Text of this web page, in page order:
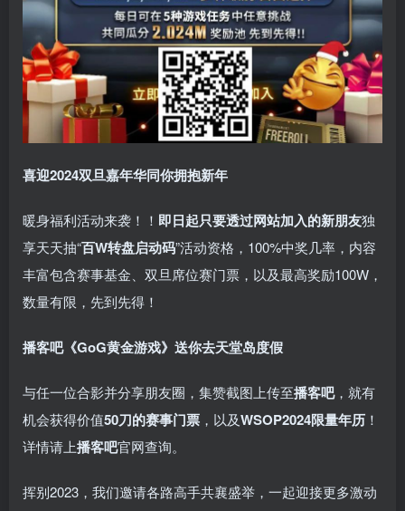
喜迎2024双旦嘉年华同你拥抱新年
暖身福利活动来袭！！ 即日起只要透过网站加入的新朋友独
享天天抽“百W转盘启动码”活动资格，100%中奖几率，内容
丰富包含赛事基金、双旦席位赛门票，以及最高奖励100W，
数量有限，先到先得！
播客吧《GoG黄金游戏》 送你去天堂岛度假
与任一位合影并分享朋友圈，集赞截图上传至播客吧，就有
机会获得价值50刀的赛事门票 ，以及WSOP2024限量年历 ！
详情请上播客吧官网查询。
挥别2023，我们邀请各路高手共襄盛举，一起迎接更多激动